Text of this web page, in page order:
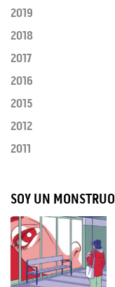
2019
2018
2017
2016
2015
2012
2011
SOY UN MONSTRUO